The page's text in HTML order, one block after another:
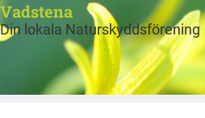
Vadstena
Din lokala Naturskyddsförening